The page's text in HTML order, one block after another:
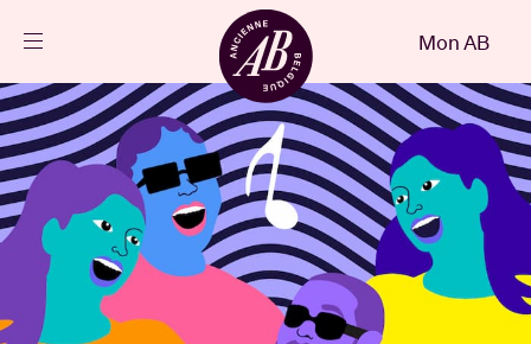
FR
Agenda
Projets
Actualités
Mon AB